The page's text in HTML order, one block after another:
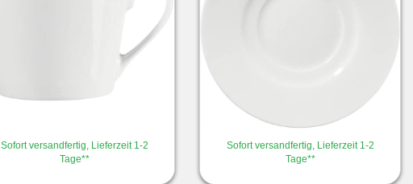
Sofort versandfertig, Lieferzeit 1-2
Tage**
Sofort versandfertig, Lieferzeit 1-2
Tage**